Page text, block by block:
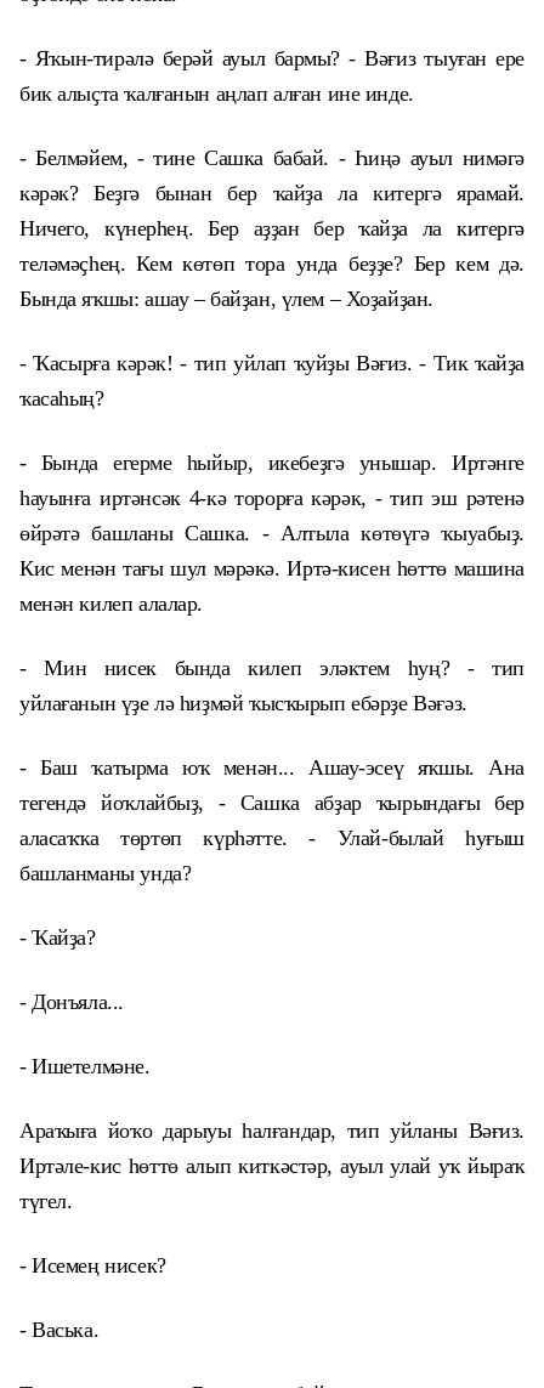
- Яҡын-тирәлә берәй ауыл бармы? - Вәғиз тыуған ере
бик алыҫта ҡалғанын аңлап алған ине инде.
- Белмәйем, - тине Сашка бабай. - Һиңә ауыл нимәгә
кәрәк? Беҙгә бынан бер ҡайҙа ла китергә ярамай.
Ничего, күнерһең. Бер аҙҙан бер ҡайҙа ла китергә
теләмәҫһең. Кем көтөп тора унда беҙҙе? Бер кем дә.
Бында яҡшы: ашау – байҙан, үлем – Хоҙайҙан.
- Ҡасырға кәрәк! - тип уйлап ҡуйҙы Вәғиз. - Тик ҡайҙа
ҡасаһың?
- Бында егерме һыйыр, икебеҙгә унышар. Иртәнге
һауынға иртәнсәк 4-кә торорға кәрәк, - тип эш рәтенә
өйрәтә башланы Сашка. - Алтыла көтөүгә ҡыуабыҙ.
Кис менән тағы шул мәрәкә. Иртә-кисен һөттө машина
менән килеп алалар.
- Мин нисек бында килеп эләктем һуң? - тип
уйлағанын үҙе лә һиҙмәй ҡысҡырып ебәрҙе Вәғәз.
- Баш ҡатырма юҡ менән... Ашау-эсеү яҡшы. Ана
тегендә йоҡлайбыҙ, - Сашка абҙар ҡырындағы бер
аласаҡҡа төртөп күрһәтте. - Улай-былай һуғыш
башланманы унда?
- Ҡайҙа?
- Донъяла...
- Ишетелмәне.
Араҡыға йоҡо дарыуы һалғандар, тип уйланы Вәғиз.
Иртәле-кис һөттө алып киткәстәр, ауыл улай уҡ йыраҡ
түгел.
- Исемең нисек?
- Васька.